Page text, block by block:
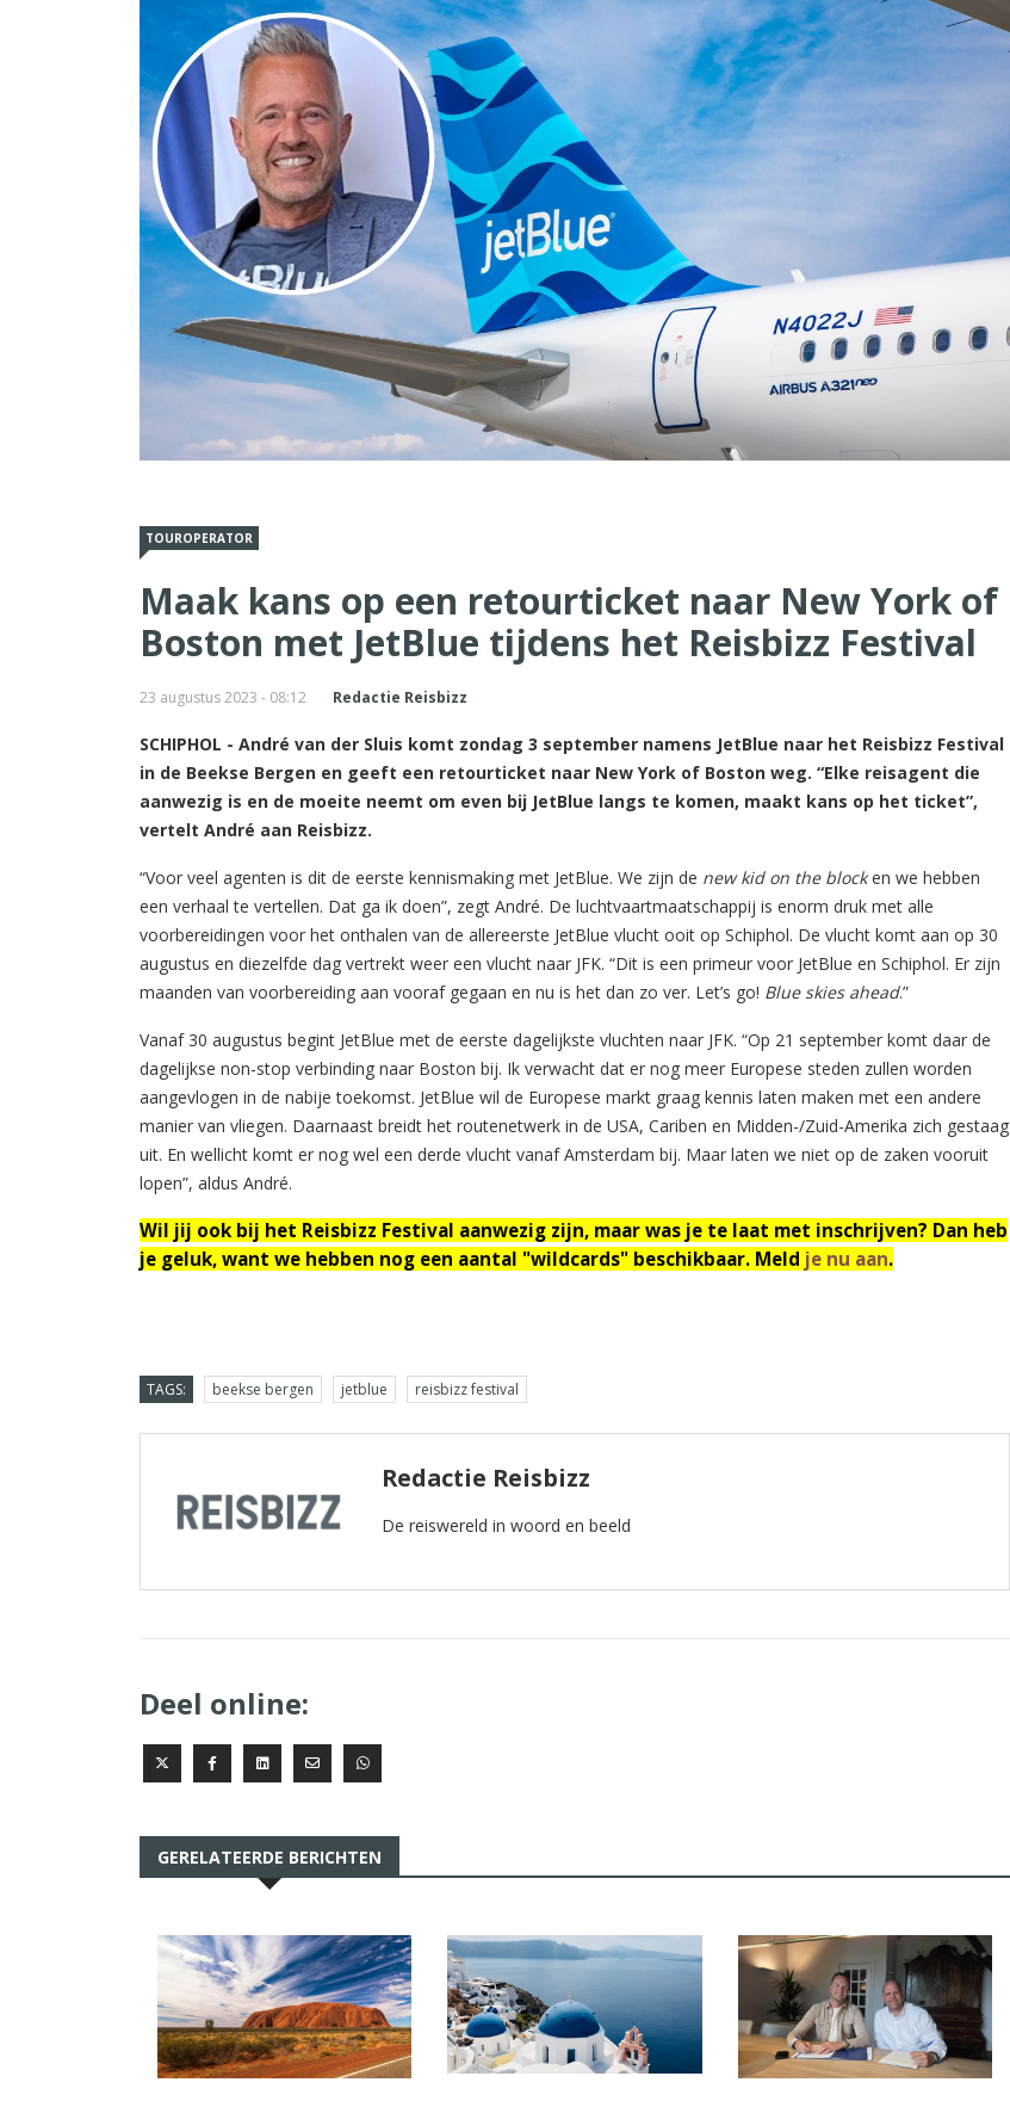
TOUROPERATOR
Maak kans op een retourticket naar New York of
Boston met JetBlue tijdens het Reisbizz Festival
23 augustus 2023 - 08:12 Redactie Reisbizz
SCHIPHOL - André van der Sluis komt zondag 3 september namens JetBlue naar het Reisbizz Festival
in de Beekse Bergen en geeft een retourticket naar New York of Boston weg. “Elke reisagent die
aanwezig is en de moeite neemt om even bij JetBlue langs te komen, maakt kans op het ticket”,
vertelt André aan Reisbizz.
“Voor veel agenten is dit de eerste kennismaking met JetBlue. We zijn de new kid on the blocken we hebben
een verhaal te vertellen. Dat ga ik doen”, zegt André. De luchtvaartmaatschappij is enorm druk met alle
voorbereidingen voor het onthalen van de allereerste JetBlue vlucht ooit op Schiphol. De vlucht komt aan op 30
augustus en diezelfde dag vertrekt weer een vlucht naar JFK. “Dit is een primeur voor JetBlue en Schiphol. Er zijn
maanden van voorbereiding aan vooraf gegaan en nu is het dan zo ver. Let’s go! Blue skies ahead.”
Vanaf 30 augustus begint JetBlue met de eerste dagelijkste vluchten naar JFK. “Op 21 september komt daar de
dagelijkse non-stop verbinding naar Boston bij. Ik verwacht dat er nog meer Europese steden zullen worden
aangevlogen in de nabije toekomst. JetBlue wil de Europese markt graag kennis laten maken met een andere
manier van vliegen. Daarnaast breidt het routenetwerk in de USA, Cariben en Midden-/Zuid-Amerika zich gestaag
uit. En wellicht komt er nog wel een derde vlucht vanaf Amsterdam bij. Maar laten we niet op de zaken vooruit
lopen”, aldus André.
Wil jij ook bij het Reisbizz Festival aanwezig zijn, maar was je te laat met inschrijven? Dan heb
je geluk, want we hebben nog een aantal "wildcards" beschikbaar. Meld je nu aan.
TAGS: beekse bergen jetblue reisbizz festival
Redactie Reisbizz
De reiswereld in woord en beeld
Deel online:
GERELATEERDE BERICHTEN